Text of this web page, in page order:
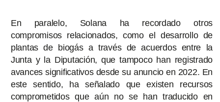
En paralelo, Solana ha recordado otros
compromisos relacionados, como el desarrollo de
plantas de biogás a través de acuerdos entre la
Junta y la Diputación, que tampoco han registrado
avances significativos desde su anuncio en 2022. En
este sentido, ha señalado que existen recursos
comprometidos que aún no se han traducido en